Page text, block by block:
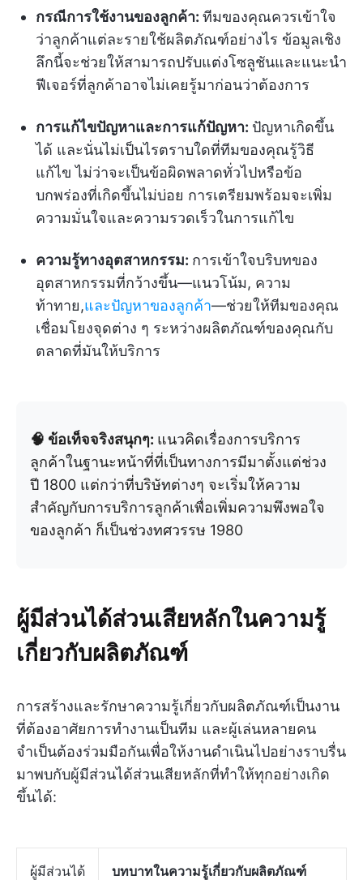
กรณีการใช้งานของลูกค้า: ทีมของคุณควรเข้าใจ
ว่าลูกค้าแต่ละรายใช้ผลิตภัณฑ์อย่างไร ข้อมูลเชิง
ลึกนี้จะช่วยให้สามารถปรับแต่งโซลูชันและแนะนำ
ฟีเจอร์ที่ลูกค้าอาจไม่เคยรู้มาก่อนว่าต้องการ
การแก้ไขปัญหาและการแก้ปัญหา: ปัญหาเกิดขึ้น
ได้ และนั่นไม่เป็นไรตราบใดที่ทีมของคุณรู้วิธี
แก้ไข ไม่ว่าจะเป็นข้อผิดพลาดทั่วไปหรือข้อ
บกพร่องที่เกิดขึ้นไม่บ่อย การเตรียมพร้อมจะเพิ่ม
ความมั่นใจและความรวดเร็วในการแก้ไข
ความรู้ทางอุตสาหกรรม: การเข้าใจบริบทของ
อุตสาหกรรมที่กว้างขึ้น—แนวโน้ม, ความ
ท้าทาย,และปัญหาของลูกค้า—ช่วยให้ทีมของคุณ
เชื่อมโยงจุดต่าง ๆ ระหว่างผลิตภัณฑ์ของคุณกับ
ตลาดที่มันให้บริการ
🧠 ข้อเท็จจริงสนุกๆ: แนวคิดเรื่องการบริการ
ลูกค้าในฐานะหน้าที่ที่เป็นทางการมีมาตั้งแต่ช่วง
ปี 1800 แต่กว่าที่บริษัทต่างๆ จะเริ่มให้ความ
สำคัญกับการบริการลูกค้าเพื่อเพิ่มความพึงพอใจ
ของลูกค้า ก็เป็นช่วงทศวรรษ 1980
ผู้มีส่วนได้ส่วนเสียหลักในความรู้
เกี่ยวกับผลิตภัณฑ์
การสร้างและรักษาความรู้เกี่ยวกับผลิตภัณฑ์เป็นงาน
ที่ต้องอาศัยการทำงานเป็นทีม และผู้เล่นหลายคน
จำเป็นต้องร่วมมือกันเพื่อให้งานดำเนินไปอย่างราบรื่น
มาพบกับผู้มีส่วนได้ส่วนเสียหลักที่ทำให้ทุกอย่างเกิด
ขึ้นได้:
ผู้มีส่วนได้
บทบาทในความรู้เกี่ยวกับผลิตภัณฑ์